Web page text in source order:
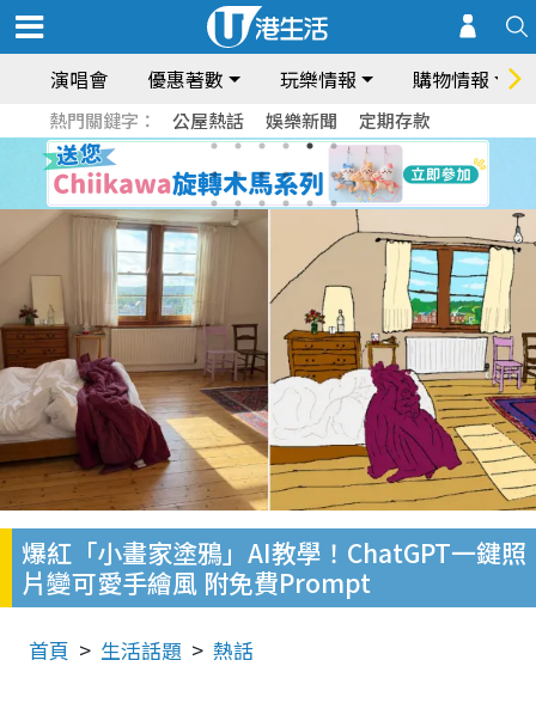
演唱會 優惠著數 玩樂情報 購物情報
熱門關鍵字： 公屋熱話 娛樂新聞 定期存款
爆紅「小畫家塗鴉」AI教學！ChatGPT一鍵照
片變可愛手繪風 附免費Prompt
首頁 生活話題 熱話